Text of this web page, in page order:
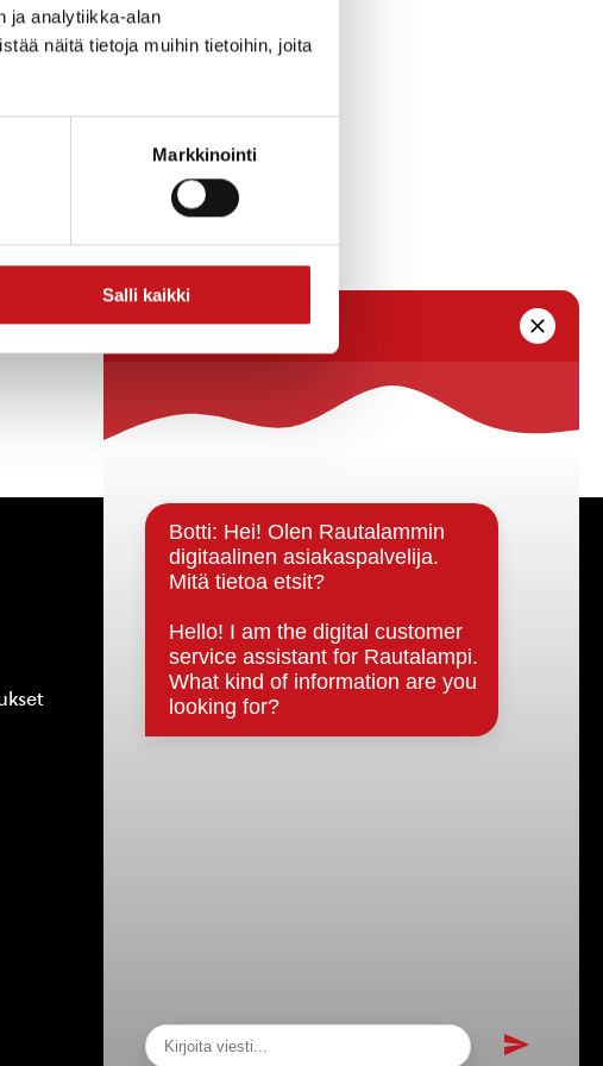
ja analytiikka-alan
näitä tietoja muihin tietoihin, joita
Markkinointi
Salli kaikki
edelleen
) tai postitse
”Kaivosilta”.
sivuilla
Päätöksenteko ja lähidemokratia
Päätökset, esityslistat & pöytäkirjat
Hallinto
Kunnanhallitus
Kunnanvaltuusto